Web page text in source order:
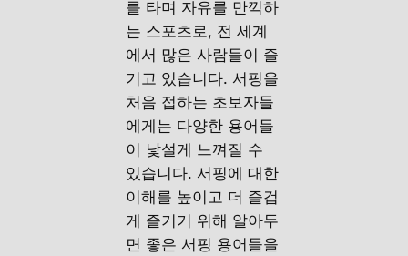
를 타며 자유를 만끽하
는 스포츠로, 전 세계
에서 많은 사람들이 즐
기고 있습니다. 서핑을
처음 접하는 초보자들
에게는 다양한 용어들
이 낯설게 느껴질 수
있습니다. 서핑에 대한
이해를 높이고 더 즐겁
게 즐기기 위해 알아두
면 좋은 서핑 용어들을